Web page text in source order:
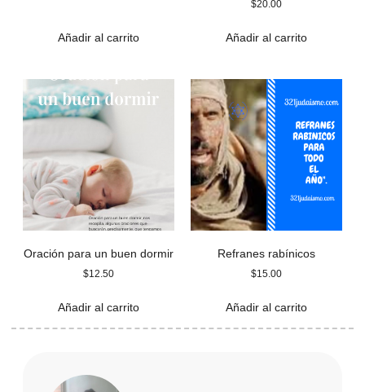
Añadir al carrito
con
$20.00
Añadir al carrito
Oración para un buen dormir
$12.50
Añadir al carrito
Refranes rabínicos
$15.00
Añadir al carrito